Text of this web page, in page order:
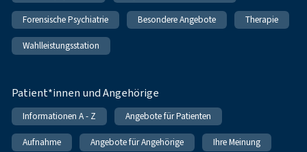
Forensische Psychiatrie Besondere Angebote Therapie
Wahlleistungsstation
Patient*innen und Angehörige
Informationen A - Z Angebote für Patienten
Aufnahme Angebote für Angehörige Ihre Meinung